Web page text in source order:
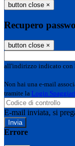
button close ×
Recupero
button close ×
all'indirizzo indicato con
Non hai una e-mail
tramite la Login Spaggiari
E-mail inviata, si
Errore